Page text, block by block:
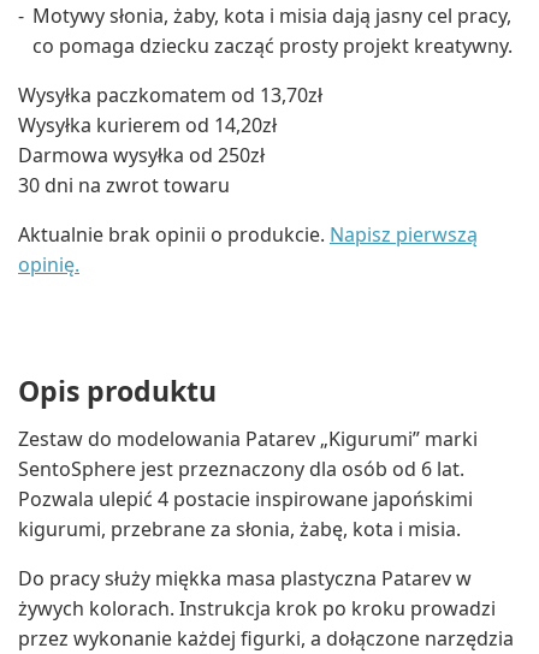
Motywy słonia, żaby, kota i misia dają jasny cel pracy,
co pomaga dziecku zacząć prosty projekt kreatywny.
Wysyłka paczkomatem od 13,70zł
Wysyłka kurierem od 14,20zł
Darmowa wysyłka od 250zł
30 dni na zwrot towaru
Aktualnie brak opinii o produkcie. Napisz pierwszą
opinię.
Opis produktu
Zestaw do modelowania Patarev „Kigurumi” marki
SentoSphere jest przeznaczony dla osób od 6 lat.
Pozwala ulepić 4 postacie inspirowane japońskimi
kigurumi, przebrane za słonia, żabę, kota i misia.
Do pracy służy miękka masa plastyczna Patarev w
żywych kolorach. Instrukcja krok po kroku prowadzi
przez wykonanie każdej figurki, a dołączone narzędzia